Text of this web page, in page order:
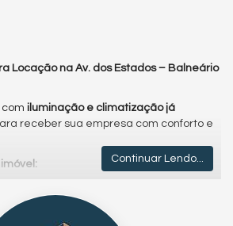
Locação na Av. dos Estados – Balneário
com iluminação e climatização já
receber sua empresa com conforto e
Continuar Lendo...